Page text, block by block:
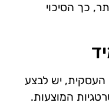
כך הסיכוי
יש לבצע
המוצעות.